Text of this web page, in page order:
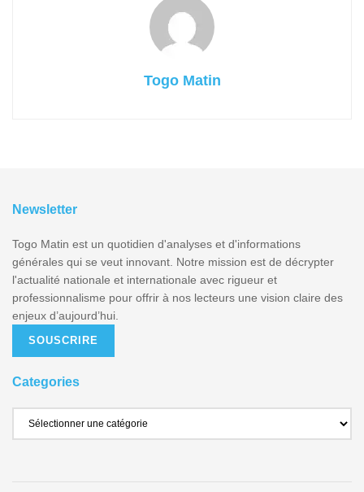
Togo Matin
Newsletter
Togo Matin est un quotidien d'analyses et d'informations
générales qui se veut innovant. Notre mission est de décrypter
l'actualité nationale et internationale avec rigueur et
professionnalisme pour offrir à nos lecteurs une vision claire des
enjeux d’aujourd’hui.
SOUSCRIRE
Categories